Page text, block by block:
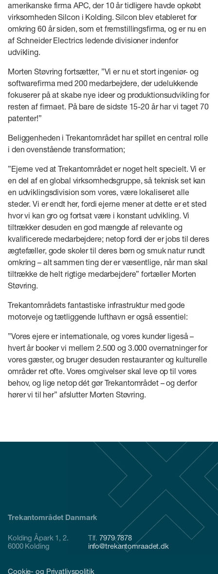
amerikanske firma APC, der 10 år tidligere havde opkøbt
virksomheden Silcon i Kolding. Silcon blev etableret for
omkring 60 år siden, som et fremstillingsfirma, og er nu en
af Schneider Electrics ledende divisioner indenfor
udvikling.
Morten Støvring fortsætter, ”Vi er nu et stort ingeniør- og
softwarefirma med 200 medarbejdere, der udelukkende
fokuserer på at skabe nye ideer og produktionsudvikling for
resten af firmaet. På bare de sidste 15-20 år har vi taget 70
patenter!”
Beliggenheden i Trekantområdet har spillet en central rolle
i den ovenstående transformation;
”Ejerne ved at Trekantområdet er noget helt specielt. Vi er
en del af en global virksomhedsgruppe, så teknisk set kan
en udviklingsdivision som vores, være lokaliseret alle
steder. Vi er endt her, fordi ejerne mener at dette er et sted
hvor vi kan gro og fortsat være i konstant udvikling. Vi
tiltrækker desuden en god mængde af relevante og
kvalificerede medarbejdere; netop fordi der er jobs til deres
ægtefæller, gode skoler til deres børn og smuk natur rundt
omkring – alt sammen ting der er væsentlige, når man skal
tiltrække de helt rigtige medarbejdere” fortæller Morten
Støvring.
Trekantområdets fantastiske infrastruktur med gode
motorveje og tætliggende lufthavn er også essentiel:
”Vores ejere er internationale, og vores kunder ligeså –
hvert år booker vi mellem 2.500 og 3.000 overnatninger for
vores gæster, og bruger desuden restauranter og kulturelle
områder ret ofte. Vores omgivelser skal leve op til vores
behov, og lige netop dét gør Trekantområdet – og derfor
hører vi til her” afslutter Morten Støvring.
Trekantområdet Danmark
Kolding Åpark 1, 2.
6000 Kolding
Tlf.7979 7878
info@trekantomraadet.dk
Cookie- og Privatlivspolitik